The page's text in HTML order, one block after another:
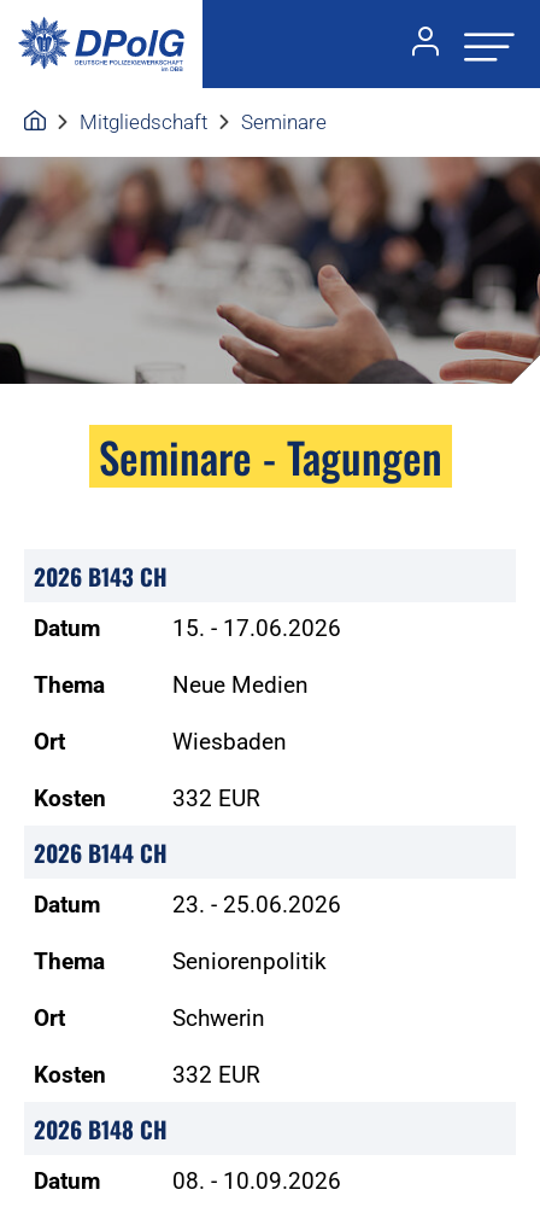
Mitgliedschaft Seminare
Seminare - Tagungen
2026 B143 CH
Datum 15. - 17.06.2026
Thema Neue Medien
Ort Wiesbaden
Kosten 332 EUR
2026 B144 CH
Datum 23. - 25.06.2026
Thema Seniorenpolitik
Ort Schwerin
Kosten 332 EUR
2026 B148 CH
Datum 08. - 10.09.2026